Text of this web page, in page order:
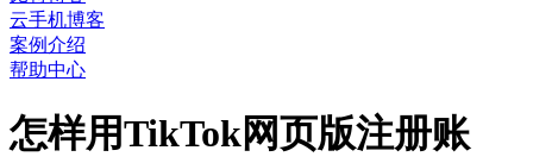
云手机博客
案例介绍
帮助中心
怎样用TikTok网页版注册账